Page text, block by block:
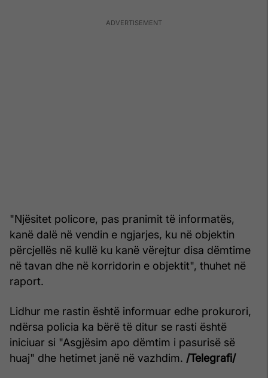
"Njësitet policore, pas pranimit të informatës,
kanë dalë në vendin e ngjarjes, ku në objektin
përcjellës në kullë ku kanë vërejtur disa dëmtime
në tavan dhe në korridorin e objektit", thuhet në
raport.
Lidhur me rastin është informuar edhe prokurori,
ndërsa policia ka bërë të ditur se rasti është
iniciuar si "Asgjësim apo dëmtim i pasurisë së
huaj" dhe hetimet janë në vazhdim. /Telegrafi/